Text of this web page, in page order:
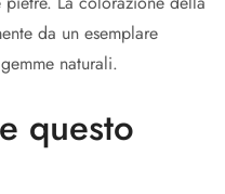
da un esemplare
naturali.
questo